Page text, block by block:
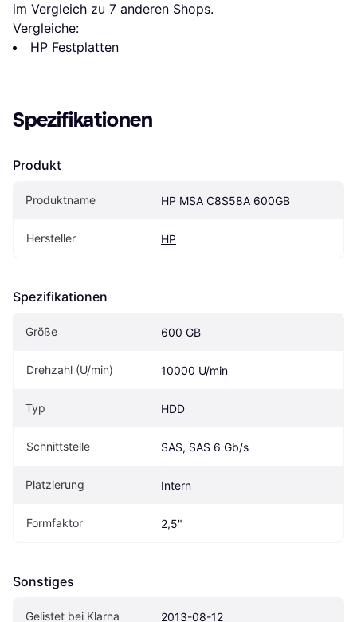
im Vergleich zu 7 anderen Shops.
Vergleiche:
HP Festplatten
Spezifikationen
Produkt
Produktname HP MSA C8S58A 600GB
Hersteller HP
Spezifikationen
Größe 600 GB
Drehzahl (U/min) 10000 U/min
Typ HDD
Schnittstelle SAS, SAS 6 Gb/s
Platzierung Intern
Formfaktor 2,5"
Sonstiges
Gelistet bei Klarna 2013-08-12